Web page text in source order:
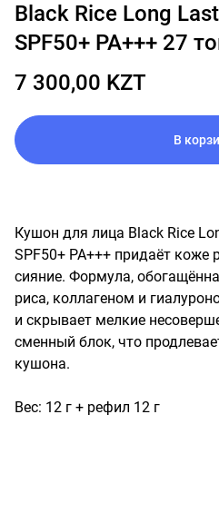
Black Rice Long
SPF50+ PA+++ 27
7 300,00 KZT
В
Кушон для лица Black Rice
SPF50+ PA+++ придаёт коже
сияние. Формула,
риса, коллагеном и
и скрывает мелкие
сменный блок, что
кушона.
Вес: 12 г + рефил 12 г